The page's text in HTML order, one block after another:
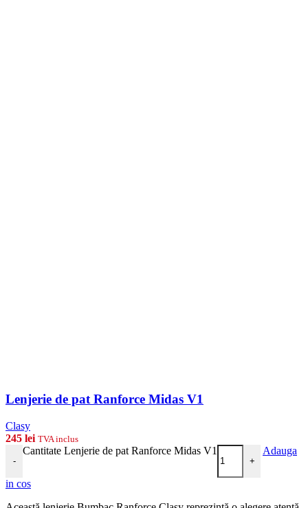
Lenjerie de pat Ranforce Midas V1
Clasy
245 lei TVA inclus
-
Cantitate Lenjerie de pat Ranforce Midas V1
+
Adauga
in cos